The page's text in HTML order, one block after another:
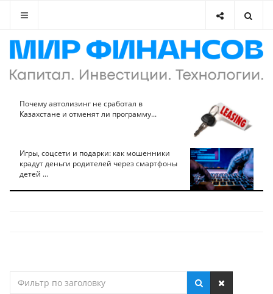
Почему автолизинг не сработал в
Казахстане и отменят ли программу...
Игры, соцсети и подарки: как мошенники
крадут деньги родителей через смартфоны
детей ...
по